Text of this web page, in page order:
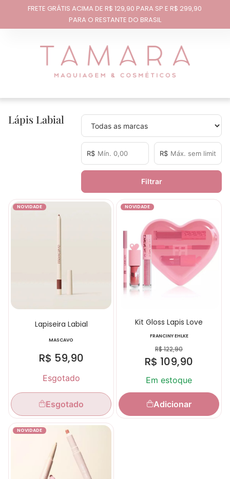
FRETE GRÁTIS ACIMA DE R$ 129,90 PARA SP E R$ 299,90
PARA O RESTANTE DO BRASIL
Lápis Labial
R$ R$
Filtrar
NOVIDADE
Lapiseira Labial
MASCAVO
R$ 59,90
Esgotado
Esgotado
NOVIDADE
Kit Gloss Lapis Love
FRANCINY EHLKE
R$122,90
R$ 109,90
Em estoque
Adicionar
NOVIDADE